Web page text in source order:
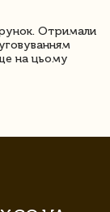
Отримали
на цьому